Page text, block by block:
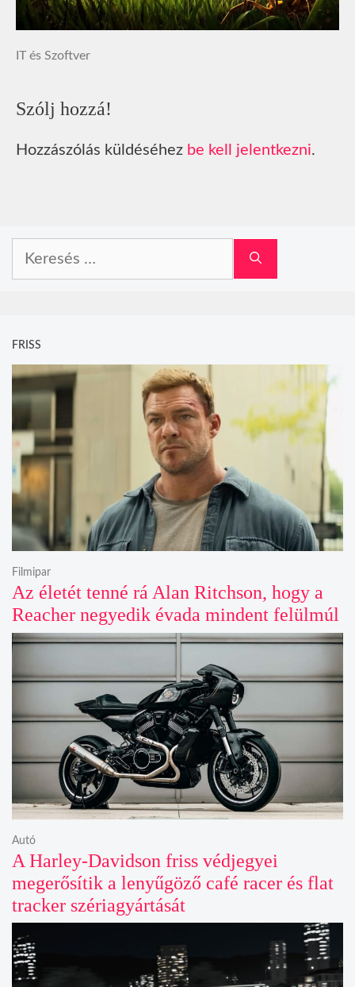
IT és Szoftver
Szólj hozzá!
Hozzászólás küldéséhez be kell jelentkezni.
FRISS
Az életét tenné rá Alan Ritchson, hogy a
Reacher negyedik évada mindent felülmúl
Filmipar
A Harley-Davidson friss védjegyei
megerősítik a lenyűgöző café racer és flat
tracker szériagyártását
Autó